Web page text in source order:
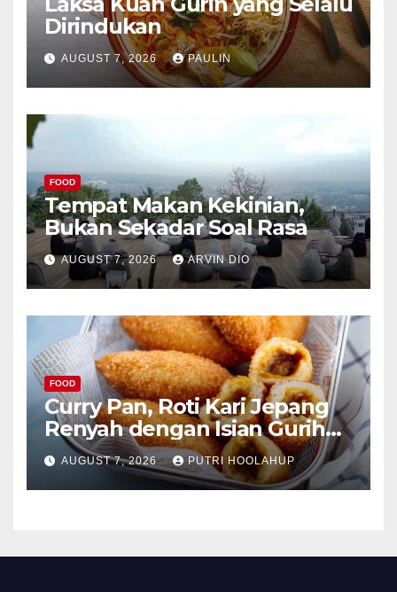
Dirindukan
AUGUST 7, 2026 PAULIN
FOOD
Tempat Makan Kekinian,
Bukan Sekadar Soal Rasa
AUGUST 7, 2026 ARVIN DIO
FOOD
Curry Pan, Roti Kari Jepang
Renyah dengan Isian Gurih
Menggoda
AUGUST 7, 2026 PUTRI HOOLAHUP